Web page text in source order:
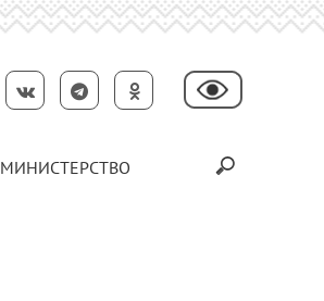
МИНИСТЕРСТВО